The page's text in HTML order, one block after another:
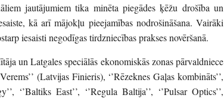
jautājumiem tika minēta piegādes ķēžu drošība un
kā arī mājokļu pieejamības nodrošināšana. Vairāki
iesaisti negodīgas tirdzniecības prakses novēršanā.
un Latgales speciālās ekonomiskās zonas pārvaldniece
(Latvijas Finieris), ‘’Rēzeknes Gaļas kombināts’’,
‘’Baltiks East’’, ‘’Regula Baltija’’, ‘’Pulsar Optics’’,